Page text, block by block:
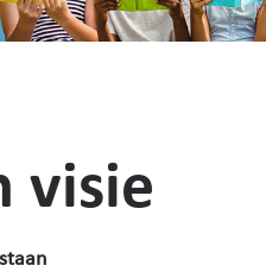
visie